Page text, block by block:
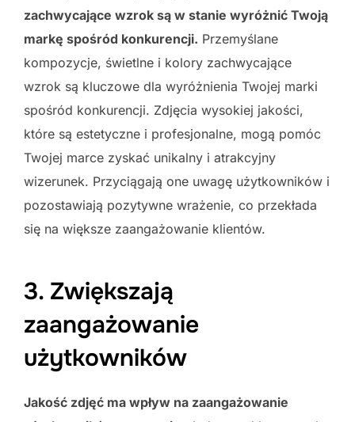
zachwycające wzrok są w stanie wyróżnić Twoją
markę spośród konkurencji. Przemyślane
kompozycje, świetlne i kolory zachwycające
wzrok są kluczowe dla wyróżnienia Twojej marki
spośród konkurencji. Zdjęcia wysokiej jakości,
które są estetyczne i profesjonalne, mogą pomóc
Twojej marce zyskać unikalny i atrakcyjny
wizerunek. Przyciągają one uwagę użytkowników i
pozostawiają pozytywne wrażenie, co przekłada
się na większe zaangażowanie klientów.
3. Zwiększają
zaangażowanie
użytkowników
Jakość zdjęć ma wpływ na zaangażowanie